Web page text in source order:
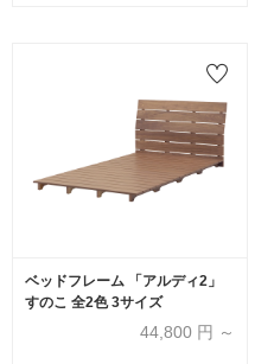
ベッドフレーム 「アルディ2」
すのこ 全2色 3サイズ
44,800 円 ～